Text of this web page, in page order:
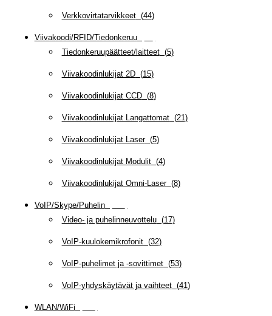
Verkkovirtatarvikkeet(44)
Viivakoodi/RFID/Tiedonkeruu(
Tiedonkeruupäätteet/laitteet(5)
Viivakoodinlukijat 2D(15)
Viivakoodinlukijat CCD(8)
Viivakoodinlukijat Langattomat(21 )
Viivakoodinlukijat Laser(5)
Viivakoodinlukijat Modulit(4)
Viivakoodinlukijat Omni-Laser(8)
VoIP/Skype/Puhelin(
Video- ja puhelinneuvottelu(17)
VoIP-kuulokemikrofonit(32)
VoIP-puhelimet ja -sovittimet(53)
VoIP-yhdyskäytävät ja vaihteet(41 )
WLAN/WiFi